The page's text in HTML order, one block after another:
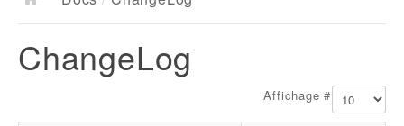
Docs
Documentation
ChangeLog
Affichage #